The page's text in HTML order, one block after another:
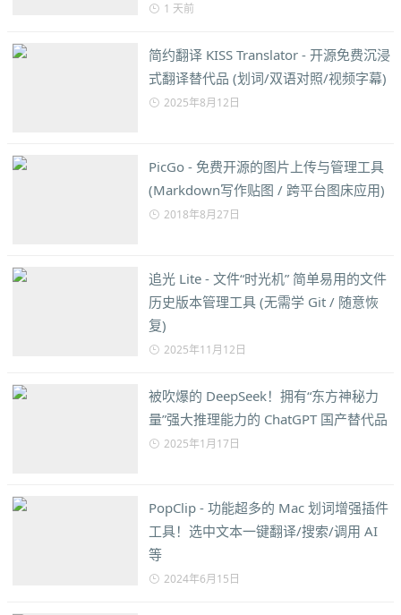
1 天前
简约翻译 KISS Translator - 开源免费沉浸
式翻译替代品 (划词/双语对照/视频字幕)
2025年8月12日
PicGo - 免费开源的图片上传与管理工具
(Markdown写作贴图 / 跨平台图床应用)
2018年8月27日
追光 Lite - 文件“时光机” 简单易用的文件
历史版本管理工具 (无需学 Git / 随意恢
复)
2025年11月12日
被吹爆的 DeepSeek！拥有“东方神秘力
量”强大推理能力的 ChatGPT 国产替代品
2025年1月17日
PopClip - 功能超多的 Mac 划词增强插件
工具！选中文本一键翻译/搜索/调用 AI
等
2024年6月15日